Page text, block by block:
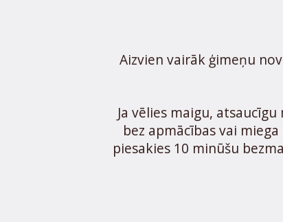
Aizvien vairāk ģimeņu
Ja vēlies maigu,
bez apmācības vai
piesakies 10 minūšu